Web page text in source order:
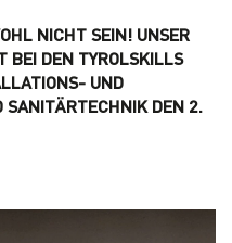
NICHT SEIN! UNSER
BEI DEN TYROLSKILLS
UND
SANITÄRTECHNIK DEN 2.